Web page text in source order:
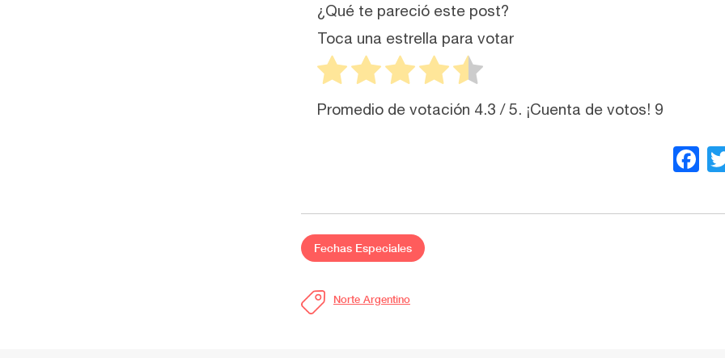
¿Qué te pareció este post?
Toca una estrella para votar
Promedio de votación 4.3 / 5. ¡Cuenta de votos! 9
Fechas Especiales
Norte Argentino